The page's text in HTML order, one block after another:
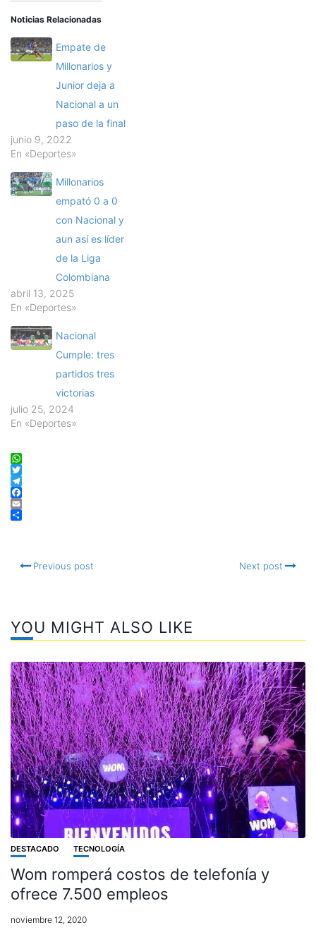
Noticias Relacionadas
Empate de
Millonarios y
Junior deja a
Nacional a un
paso de la final
junio 9, 2022
En «Deportes»
Millonarios
empató 0 a 0
con Nacional y
aun así es líder
de la Liga
Colombiana
abril 13, 2025
En «Deportes»
Nacional
Cumple: tres
partidos tres
victorias
julio 25, 2024
En «Deportes»
WhatsApp
Twitter
Telegram
Facebook
Email
Previous post Next post
YOU MIGHT ALSO LIKE
DESTACADO TECNOLOGÍA
Wom romperá costos de telefonía y
ofrece 7.500 empleos
noviembre 12, 2020